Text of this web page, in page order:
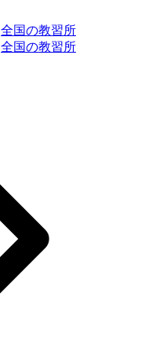
全国の教習所
全国の教習所